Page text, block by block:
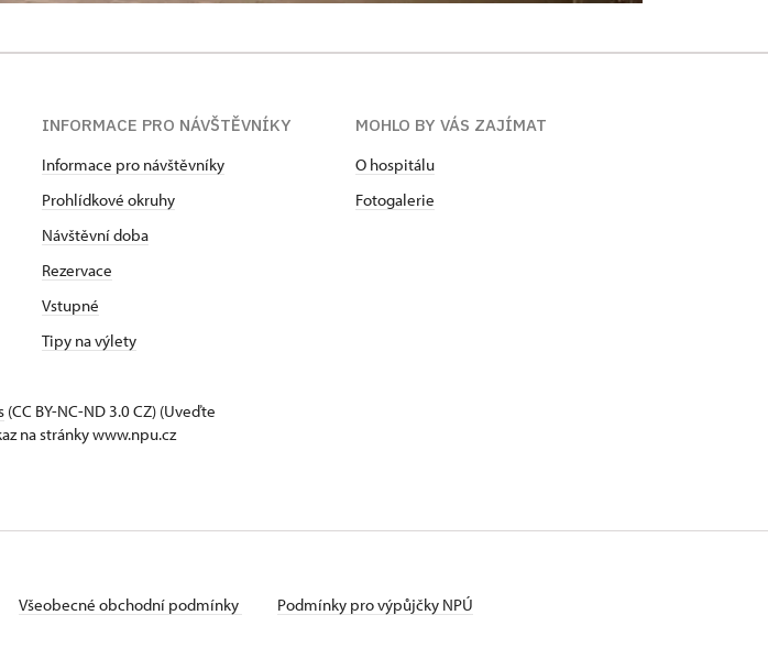
INFORMACE PRO NÁVŠTĚVNÍKY
Informace pro návštěvníky
Prohlídkové okruhy
Návštěvní doba
Rezervace
Vstupné
Tipy na výlety
MOHLO BY VÁS ZAJÍMAT
O hospitálu
Fotogalerie
(CC BY-NC-ND 3.0 CZ) (Uveďte
na stránky www.npu.cz
Všeobecné obchodní podmínky
Podmínky pro výpůjčky NPÚ